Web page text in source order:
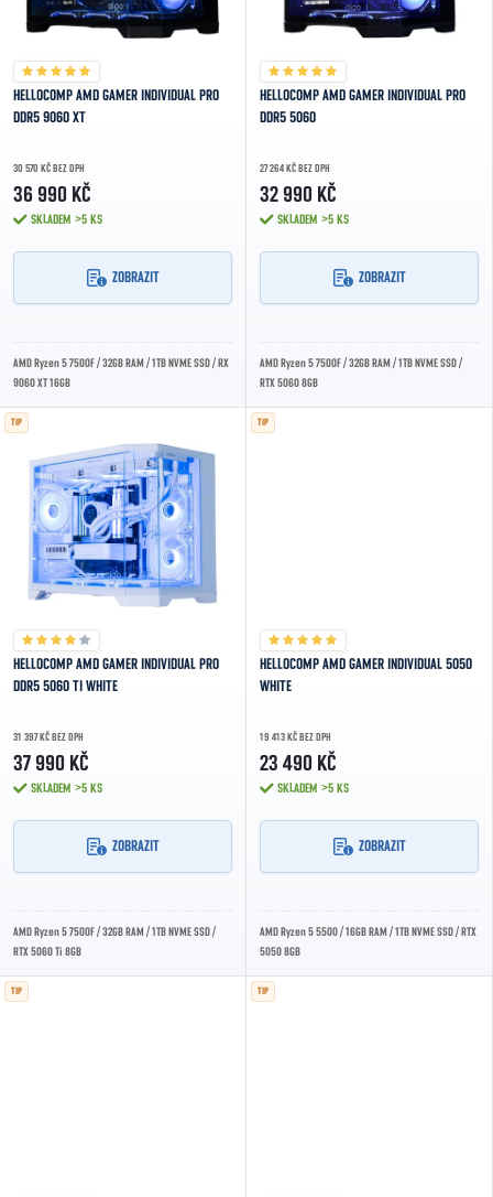
HELLOCOMP AMD GAMER INDIVIDUAL PRO
DDR5 9060 XT
30 570 KČ BEZ DPH
36 990 KČ
SKLADEM >5 KS
ZOBRAZIT
AMD Ryzen 5 7500F / 32GB RAM / 1TB NVME SSD / RX
9060 XT 16GB
HELLOCOMP AMD GAMER INDIVIDUAL PRO
DDR5 5060
27 264 KČ BEZ DPH
32 990 KČ
SKLADEM >5 KS
ZOBRAZIT
AMD Ryzen 5 7500F / 32GB RAM / 1TB NVME SSD /
RTX 5060 8GB
TIP
HELLOCOMP AMD GAMER INDIVIDUAL PRO
DDR5 5060 TI WHITE
31 397 KČ BEZ DPH
37 990 KČ
SKLADEM >5 KS
ZOBRAZIT
AMD Ryzen 5 7500F / 32GB RAM / 1TB NVME SSD /
RTX 5060 Ti 8GB
TIP
HELLOCOMP AMD GAMER INDIVIDUAL 5050
WHITE
19 413 KČ BEZ DPH
23 490 KČ
SKLADEM >5 KS
ZOBRAZIT
AMD Ryzen 5 5500 / 16GB RAM / 1TB NVME SSD / RTX
5050 8GB
TIP TIP